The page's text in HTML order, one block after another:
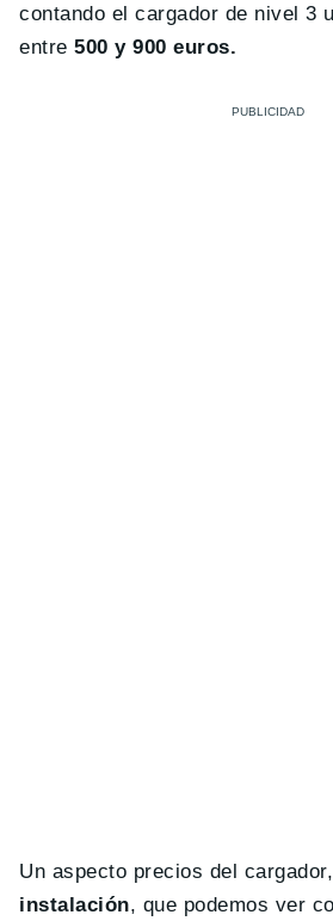
contando el cargador de nivel 3
entre 500 y 900 euros.
Un aspecto precios del cargador,
instalación, que podemos ver